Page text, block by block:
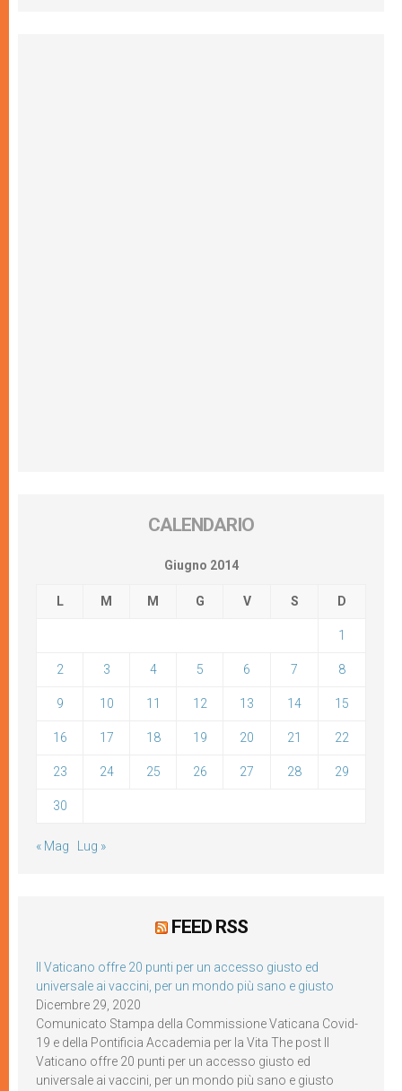
CALENDARIO
Giugno 2014
L M M G V S D
1
2 3 4 5 6 7 8
9 10 11 12 13 14 15
16 17 18 19 20 21 22
23 24 25 26 27 28 29
30
« Mag Lug »
FEED RSS
Il Vaticano offre 20 punti per un accesso giusto ed
universale ai vaccini, per un mondo più sano e giusto
Dicembre 29, 2020
Comunicato Stampa della Commissione Vaticana Covid-
19 e della Pontificia Accademia per la Vita The post Il
Vaticano offre 20 punti per un accesso giusto ed
universale ai vaccini, per un mondo più sano e giusto